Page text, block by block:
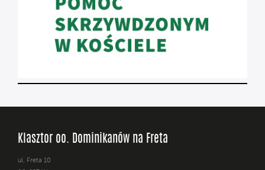
Klasztor oo. Dominikanów na Freta
ul. Freta 10